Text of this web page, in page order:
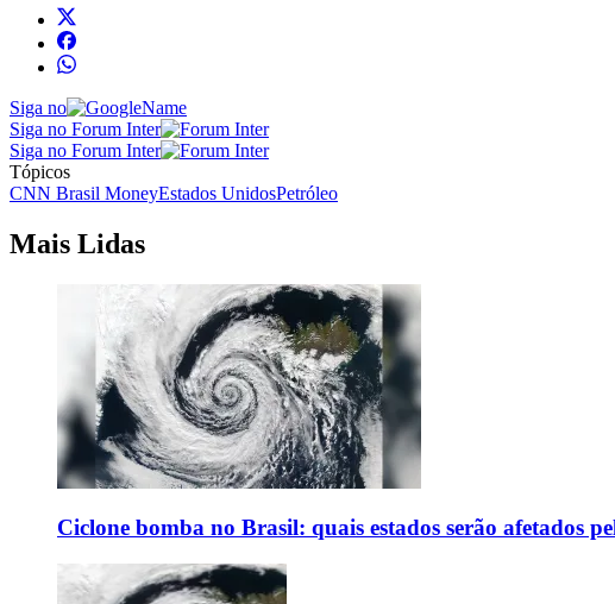
Siga no
Siga no Forum Inter
Siga no Forum Inter
Tópicos
CNN Brasil MoneyEstados UnidosPetróleo
Mais Lidas
Ciclone bomba no Brasil: quais estados serão afetados